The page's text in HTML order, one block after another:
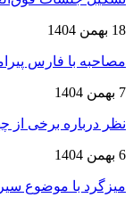
18 بهمن 1404
مصاحبه با فارس
7 بهمن 1404
نظر درباره برخی
6 بهمن 1404
میزگرد با موضوع